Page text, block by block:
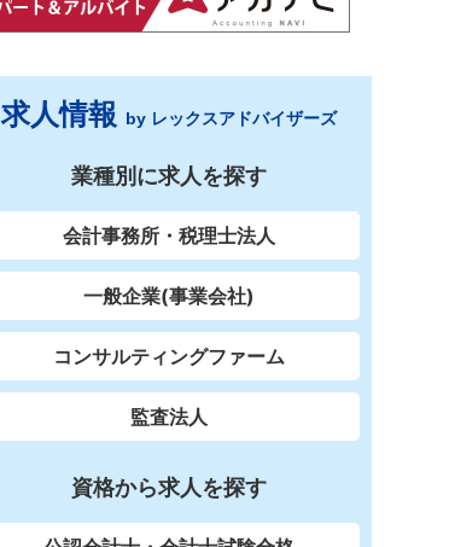
求人情報 by レックスアドバイザーズ
業種別に求人を探す
会計事務所・税理士法人
一般企業(事業会社)
コンサルティングファーム
監査法人
資格から求人を探す